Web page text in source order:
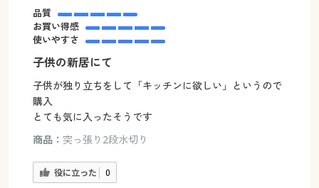
品質
お買い得感
使いやすさ
子供の新居にて
子供が独り立ちをして「キッチンに欲しい」というので
購入
とても気に入ったそうです
商品： 突っ張り2段水切り
役に立った 0